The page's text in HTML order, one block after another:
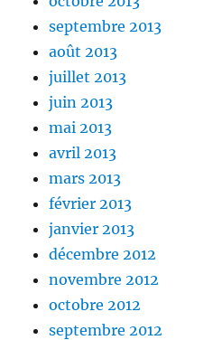
septembre 2013
août 2013
juillet 2013
juin 2013
mai 2013
avril 2013
mars 2013
février 2013
janvier 2013
décembre 2012
novembre 2012
octobre 2012
septembre 2012